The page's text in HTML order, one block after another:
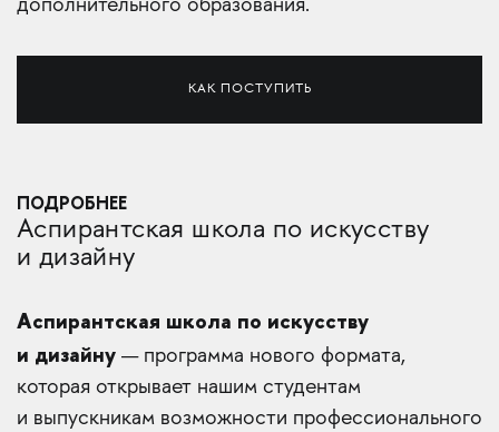
дополнительного образования.
КАК ПОСТУПИТЬ
ПОДРОБНЕЕ
Аспирантская школа по искусству
и дизайну
Аспирантская школа по искусству
и дизайну — программа нового формата,
которая открывает нашим студентам
и выпускникам возможности профессионального